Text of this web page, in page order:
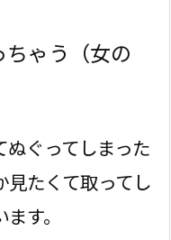
ゃう（女の
ぐってしまった
見たくて取ってし
す。